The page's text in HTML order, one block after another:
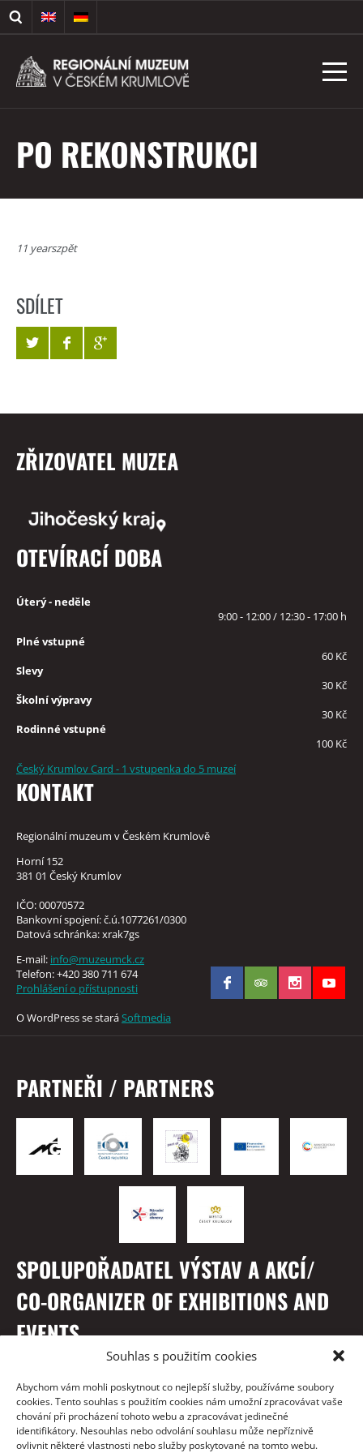
Souhlas s použitím cookies
Abychom vám mohli poskytnout co nejlepší služby, používáme soubory
cookies. Tento souhlas s použitím cookies nám umožní zpracovávat vaše
chování při procházení tohoto webu a zpracovávat jedinečné
identifikátory. Nesouhlas nebo odvolání souhlasu může nepříznivě
ovlivnit některé vlastnosti nebo služby poskytované na tomto webu.
PO REKONSTRUKCI
11 yearszpět
SDÍLET
ZŘIZOVATEL MUZEA
OTEVÍRACÍ DOBA
Úterý - neděle
9:00 - 12:00 / 12:30 - 17:00 h
Plné vstupné
60 Kč
Slevy
30 Kč
Školní výpravy
30 Kč
Rodinné vstupné
100 Kč
Český Krumlov Card - 1 vstupenka do 5 muzeí
KONTAKT
Regionální muzeum v Českém Krumlově
Horní 152
381 01 Český Krumlov
IČO: 00070572
Bankovní spojení: č.ú.1077261/0300
Datová schránka: xrak7gs
E-mail: info@muzeumck.cz
Telefon: +420 380 711 674
Prohlášení o přístupnosti
O WordPress se staráSoftmedia
PARTNEŘI / PARTNERS
SPOLUPOŘADATEL VÝSTAV A AKCÍ/
CO-ORGANIZER OF EXHIBITIONS AND
EVENTS